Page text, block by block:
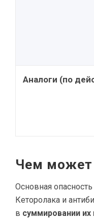
Аналоги (по
Чем может
Основная
Кеторолака и
в суммировании